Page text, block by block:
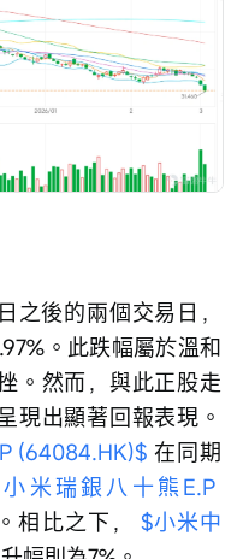
後的兩個交易日，
。此跌幅屬於溫和
。然而，與此正股走
現出顯著回報表現。
(64084.HK)$ 在同期
米瑞銀八十熊E.P
相比之下， $小米中